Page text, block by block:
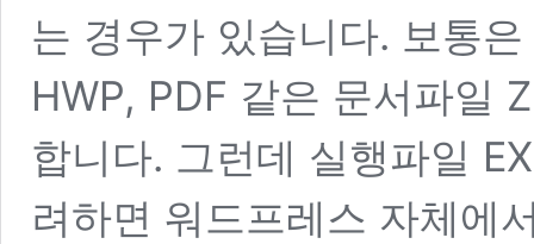
는 경우가 있습니다. 보통
HWP, PDF 같은 문서파일
합니다. 그런데 실행파일
려하면 워드프레스 자체에